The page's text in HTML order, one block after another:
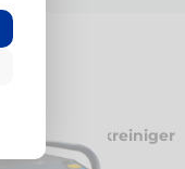
Hochdruckreiniger